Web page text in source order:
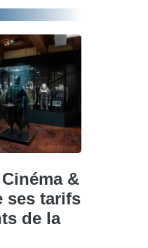
&
ses tarifs
de la